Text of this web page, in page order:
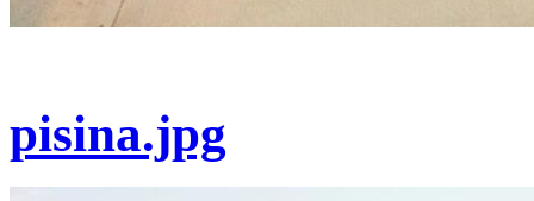
pisina.jpg